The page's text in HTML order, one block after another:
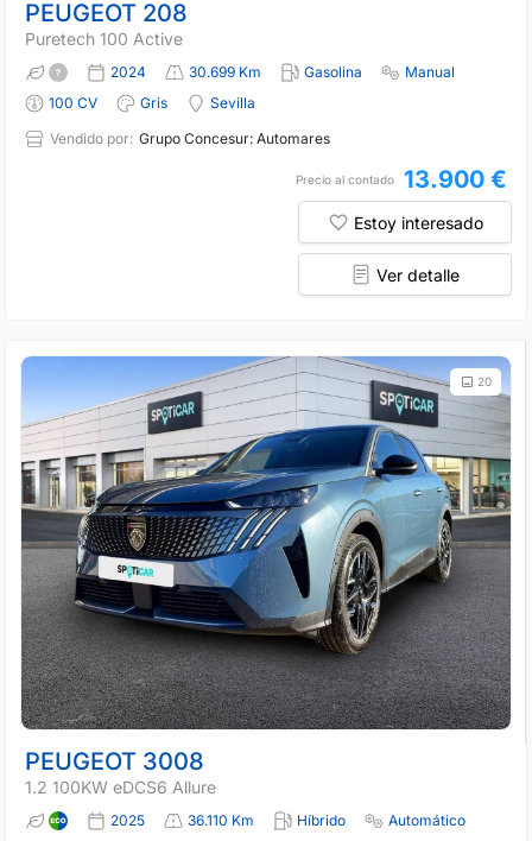
PEUGEOT 208
Puretech 100 Active
2024 30.699 Km Gasolina
Manual
100 CV
Gris
Sevilla
Vendido por: Grupo Concesur: Automares
Precio al contado 13.900 €
Estoy interesado
Ver detalle
20
PEUGEOT 3008
1.2 100KW eDCS6 Allure
2025 36.110 Km Híbrido
Automático